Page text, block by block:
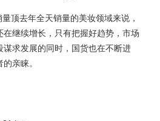
顶去年全天销量的美妆领域来说，
继续增长，只有把握好趋势，市场
求发展的同时，国货也在不断进
亲睐。